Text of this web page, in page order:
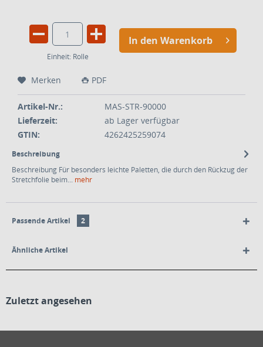
Einheit: Rolle
In den Warenkorb
Merken PDF
Artikel-Nr.:
MAS-STR-90000
Lieferzeit:
ab Lager verfügbar
GTIN:
4262425259074
Beschreibung
Beschreibung Für besonders leichte Paletten, die durch den Rückzug der
Stretchfolie beim... mehr
Passende Artikel 2
Ähnliche Artikel
Zuletzt angesehen